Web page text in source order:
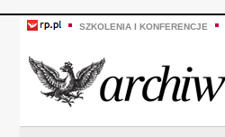
SZKOLENIA I KONFERENCJE